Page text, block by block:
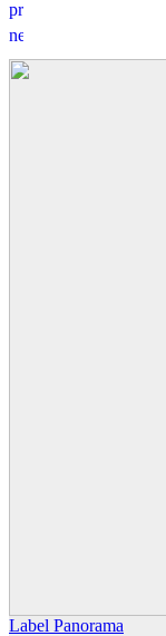
Label Panorama